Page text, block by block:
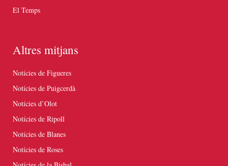
El Temps
Altres mitjans
Notícies de Figueres
Notícies de Puigcerdà
Notícies d’Olot
Notícies de Ripoll
Notícies de Blanes
Notícies de Roses